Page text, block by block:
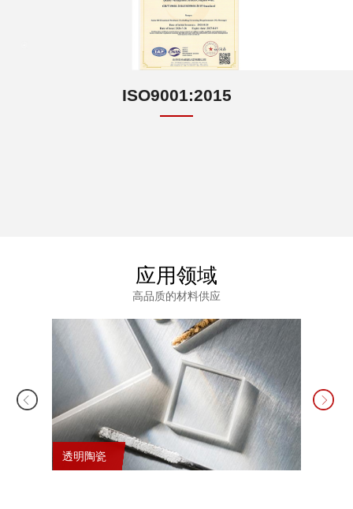
ISO9001:2015
应用领域
高品质的材料供应
透明陶瓷